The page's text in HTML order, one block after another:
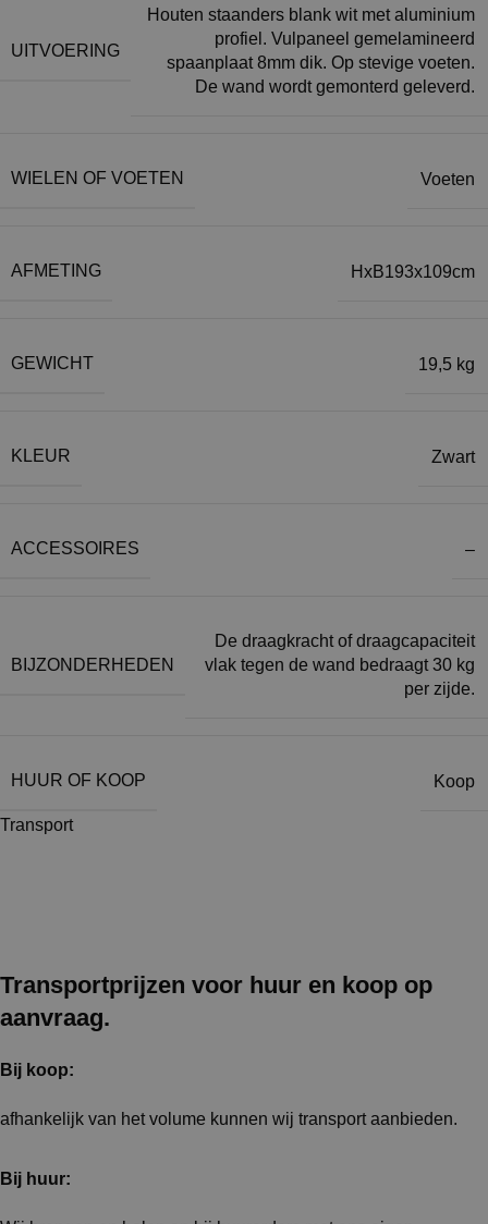
UITVOERING
Houten staanders blank wit met aluminium
profiel. Vulpaneel gemelamineerd
spaanplaat 8mm dik. Op stevige voeten.
De wand wordt gemonterd geleverd.
WIELEN OF VOETEN Voeten
AFMETING HxB193x109cm
GEWICHT 19,5 kg
KLEUR Zwart
ACCESSOIRES –
BIJZONDERHEDEN
De draagkracht of draagcapaciteit
vlak tegen de wand bedraagt 30 kg
per zijde.
HUUR OF KOOP Koop
Transport
Transportprijzen voor huur en koop op
aanvraag.
Bij koop:
afhankelijk van het volume kunnen wij transport aanbieden.
Bij huur: